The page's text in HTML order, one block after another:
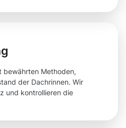
bewährten Methoden,
der Dachrinnen. Wir
und kontrollieren die